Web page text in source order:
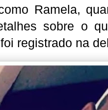
Ramela,
sobre o
registrado na